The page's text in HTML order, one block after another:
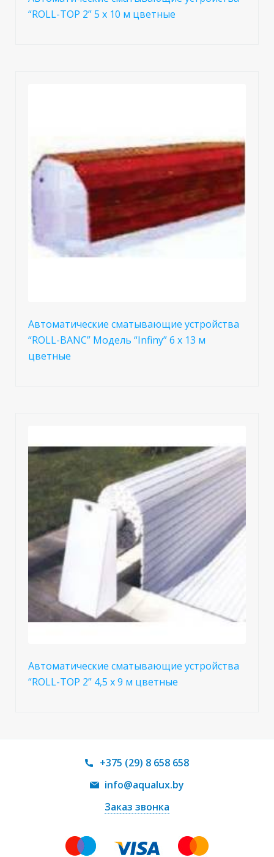
“ROLL-TOP 2” 5 х 10 м цветные
Автоматические сматывающие устройства
“ROLL-BANC” Модель “Infiny” 6 х 13 м
цветные
Автоматические сматывающие устройства
“ROLL-TOP 2” 4,5 х 9 м цветные
+375 (29) 8 658 658
info@aqualux.by
Заказ звонка